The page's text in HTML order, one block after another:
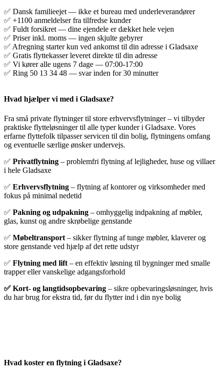
✅ Dansk familieejet — ikke et bureau med underleverandører
✅ +1100 anmeldelser fra tilfredse kunder
✅ Fuldt forsikret — dine ejendele er dækket hele vejen
✅ Priser inkl. moms — ingen skjulte gebyrer
✅ Afregning starter kun ved ankomst til din adresse i Gladsaxe
✅ Gratis flyttekasser leveret direkte til din adresse
✅ Vi kører alle ugens 7 dage — 07:00-17:00
✅ Ring 50 13 34 48 — svar inden for 30 minutter
Hvad hjælper vi med i Gladsaxe?
Fra små private flytninger til store erhvervsflytninger – vi tilbyder
praktiske flytteløsninger til alle typer kunder i Gladsaxe. Vores
erfarne flyttefolk tilpasser servicen til din bolig, flytningens omfang
og eventuelle særlige ønsker undervejs.
✅ Privatflytning – problemfri flytning af lejligheder, huse og villaer
i hele Gladsaxe
✅ Erhvervsflytning – flytning af kontorer og virksomheder med
fokus på minimal nedetid
✅ Pakning og udpakning – omhyggelig indpakning af møbler,
glas, kunst og andre skrøbelige genstande
✅ Møbeltransport – sikker flytning af tunge møbler, klaverer og
store genstande ved hjælp af det rette udstyr
✅ Flytning med lift – en effektiv løsning til bygninger med smalle
trapper eller vanskelige adgangsforhold
✅ Kort- og langtidsopbevaring – sikre opbevaringsløsninger, hvis
du har brug for ekstra tid, før du flytter ind i din nye bolig
Hvad koster en flytning i Gladsaxe?